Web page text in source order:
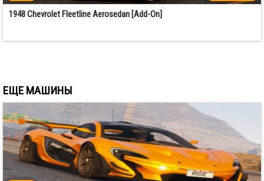
1948 Chevrolet Fleetline Aerosedan [Add-On]
ЕЩЕ МАШИНЫ